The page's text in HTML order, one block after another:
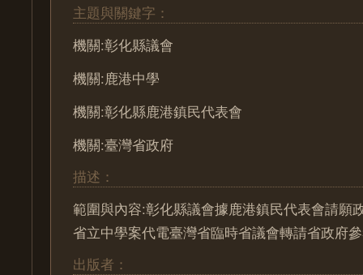
主題與關鍵字：
機關:彰化縣議會
機關:鹿港中學
機關:彰化縣鹿港鎮民代表會
機關:臺灣省政府
描述：
範圍與內容:彰化縣議會據鹿港鎮民代表會請願
省立中學案代電臺灣省臨時省議會轉請省政府
出版者：